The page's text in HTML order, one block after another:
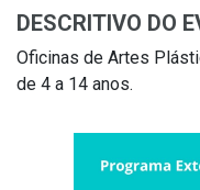
DESCRITIVO DO
Oficinas de Artes
de 4 a 14 anos.